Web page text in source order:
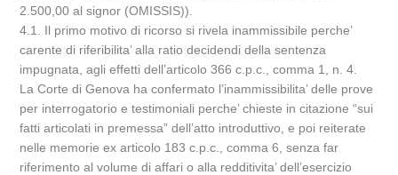
2.500,00 al signor (OMISSIS)).
4.1. Il primo motivo di ricorso si rivela inammissibile perche’
carente di riferibilita’ alla ratio decidendi della sentenza
impugnata, agli effetti dell’articolo 366 c.p.c., comma 1, n. 4.
La Corte di Genova ha confermato l’inammissibilita’ delle prove
per interrogatorio e testimoniali perche’ chieste in citazione “sui
fatti articolati in premessa” dell’atto introduttivo, e poi reiterate
nelle memorie ex articolo 183 c.p.c., comma 6, senza far
riferimento al volume di affari o alla redditivita’ dell’esercizio